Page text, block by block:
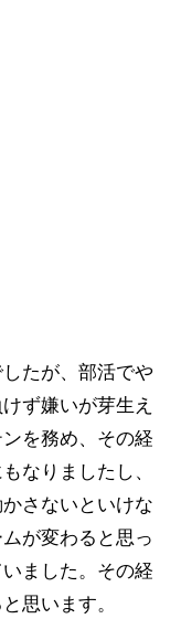
たが、部活でや
ず嫌いが芽生え
を務め、その経
なりましたし、
さないといけな
が変わると思っ
ました。その経
思います。